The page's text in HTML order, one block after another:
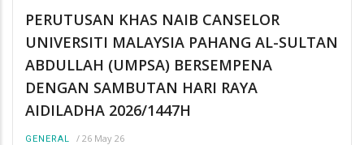
PERUTUSAN KHAS NAIB CANSELOR
UNIVERSITI MALAYSIA PAHANG AL-SULTAN
ABDULLAH (UMPSA) BERSEMPENA
DENGAN SAMBUTAN HARI RAYA
AIDILADHA 2026/1447H
GENERAL / 26 May 26